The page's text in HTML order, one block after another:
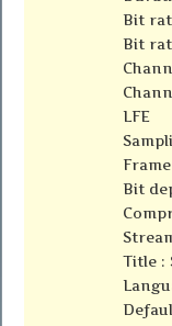
Bit
Bit
LFE
Bit
Title :